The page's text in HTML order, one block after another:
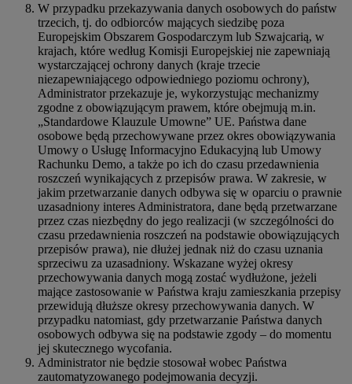
W przypadku przekazywania danych osobowych do państw
trzecich, tj. do odbiorców mających siedzibę poza
Europejskim Obszarem Gospodarczym lub Szwajcarią, w
krajach, które według Komisji Europejskiej nie zapewniają
wystarczającej ochrony danych (kraje trzecie
niezapewniającego odpowiedniego poziomu ochrony),
Administrator przekazuje je, wykorzystując mechanizmy
zgodne z obowiązującym prawem, które obejmują m.in.
„Standardowe Klauzule Umowne” UE. Państwa dane
osobowe będą przechowywane przez okres obowiązywania
Umowy o Usługę Informacyjno Edukacyjną lub Umowy
Rachunku Demo, a także po ich do czasu przedawnienia
roszczeń wynikających z przepisów prawa. W zakresie, w
jakim przetwarzanie danych odbywa się w oparciu o prawnie
uzasadniony interes Administratora, dane będą przetwarzane
przez czas niezbędny do jego realizacji (w szczególności do
czasu przedawnienia roszczeń na podstawie obowiązujących
przepisów prawa), nie dłużej jednak niż do czasu uznania
sprzeciwu za uzasadniony. Wskazane wyżej okresy
przechowywania danych mogą zostać wydłużone, jeżeli
mające zastosowanie w Państwa kraju zamieszkania przepisy
przewidują dłuższe okresy przechowywania danych. W
przypadku natomiast, gdy przetwarzanie Państwa danych
osobowych odbywa się na podstawie zgody – do momentu
jej skutecznego wycofania.
Administrator nie będzie stosował wobec Państwa
zautomatyzowanego podejmowania decyzji.